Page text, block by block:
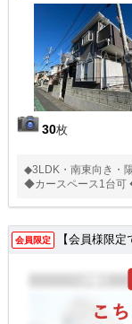
30枚
◆3LDK・南東向き・
◆カースペース1台可
会員限定 【会員様限定